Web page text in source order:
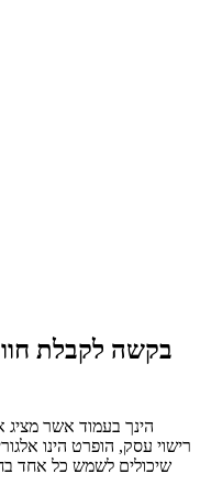
בקשה לקבלת
הינך בעמוד אשר
רישוי עסק, הופרט הינו
שיכולים לשמש כל אחד